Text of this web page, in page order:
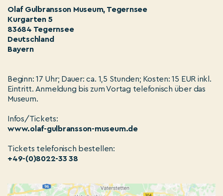
Olaf Gulbransson Museum, Tegernsee
Kurgarten 5
83684 Tegernsee
Deutschland
Bayern
Beginn: 17 Uhr; Dauer: ca. 1,5 Stunden; Kosten: 15 EUR inkl.
Eintritt. Anmeldung bis zum Vortag telefonisch über das
Museum.
Infos/Tickets:
www.olaf-gulbransson-museum.de
Tickets telefonisch bestellen:
+49-(0)8022-33 38